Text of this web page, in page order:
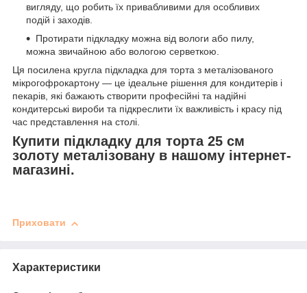
вигляду, що робить їх привабливими для особливих
подій і заходів.
Протирати підкладку можна від вологи або пилу,
можна звичайною або вологою серветкою.
Ця посилена кругла підкладка для торта з металізованого
мікрогофрокартону — це ідеальне рішення для кондитерів і
пекарів, які бажають створити професійні та надійні
кондитерські вироби та підкреслити їх важливість і красу під
час представлення на столі.
Купити підкладку для торта 25 см
золоту металізовану в нашому інтернет-
магазині.
Приховати
Характеристики